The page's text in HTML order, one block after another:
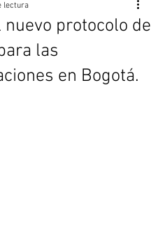
nuevo protocolo de
las
en Bogotá.
lectura